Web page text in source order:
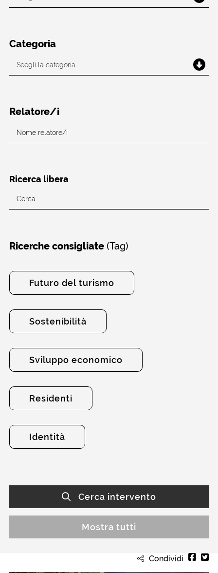
Categoria
Relatore/i
Ricerca libera
Ricerche consigliate(Tag)
Futuro del turismo
Sostenibilità
Sviluppo economico
Residenti
Identità
Cerca intervento
Mostra tutti
Condividi